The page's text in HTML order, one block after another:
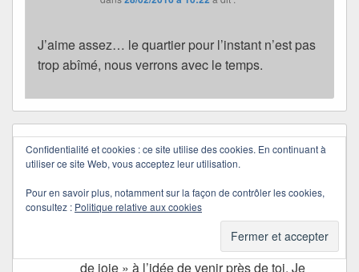
J’aime assez… le quartier pour l’instant n’est pas
trop abîmé, nous verrons avec le temps.
M'mamzelle jeannedans23/02/2016 à 10:08 a dit :
Que de bonheur de se promener avec ses
petits enfants.. confiants.. écoutant ce que
mère grand dit de la vie.. de ses ressentis..
de ses connaissances. Tu as beaucoup
d’imagination et tes petits doivent être « fou
de joie » à l’idée de venir près de toi. Je
Confidentialité et cookies : ce site utilise des cookies. En continuant à
utiliser ce site Web, vous acceptez leur utilisation.
Pour en savoir plus, notamment sur la façon de contrôler les cookies,
consultez : Politique relative aux cookies